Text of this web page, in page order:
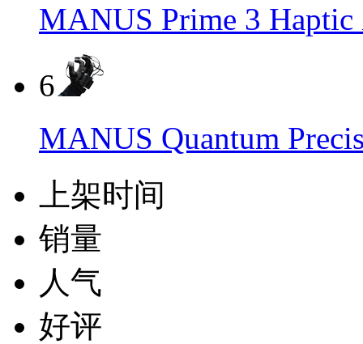
MANUS Prime 3
6
MANUS Quantum
上架时间
销量
人气
好评